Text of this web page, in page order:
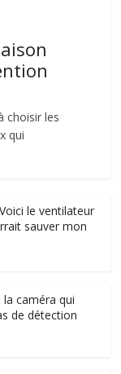
choisir les
qui
le ventilateur
sauver mon
la caméra qui
de détection